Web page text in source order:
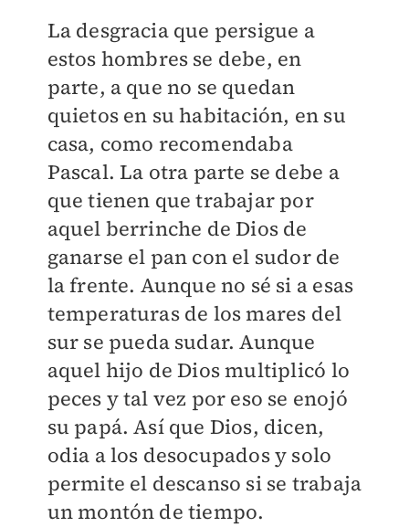
La desgracia que persigue a
estos hombres se debe, en
parte, a que no se quedan
quietos en su habitación, en su
casa, como recomendaba
Pascal. La otra parte se debe a
que tienen que trabajar por
aquel berrinche de Dios de
ganarse el pan con el sudor de
la frente. Aunque no sé si a esas
temperaturas de los mares del
sur se pueda sudar. Aunque
aquel hijo de Dios multiplicó lo
peces y tal vez por eso se enojó
su papá. Así que Dios, dicen,
odia a los desocupados y solo
permite el descanso si se trabaja
un montón de tiempo.